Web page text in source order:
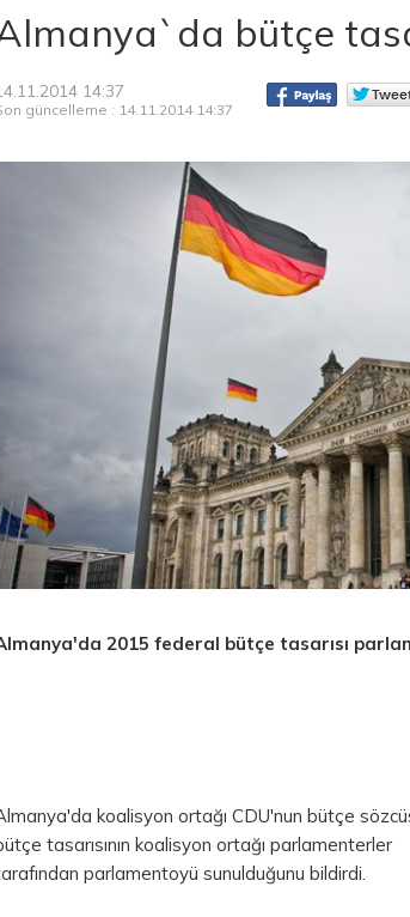
bütçe
14:37
güncelleme : 14.11.2014 14:37
2015 federal bütçe tasarısı
koalisyon ortağı CDU'nun bütçe
tasarısının koalisyon ortağı parlamenterler
parlamentoyü sunulduğunu bildirdi.